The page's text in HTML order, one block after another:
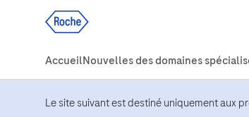
Le site suivant est destiné uniquement aux